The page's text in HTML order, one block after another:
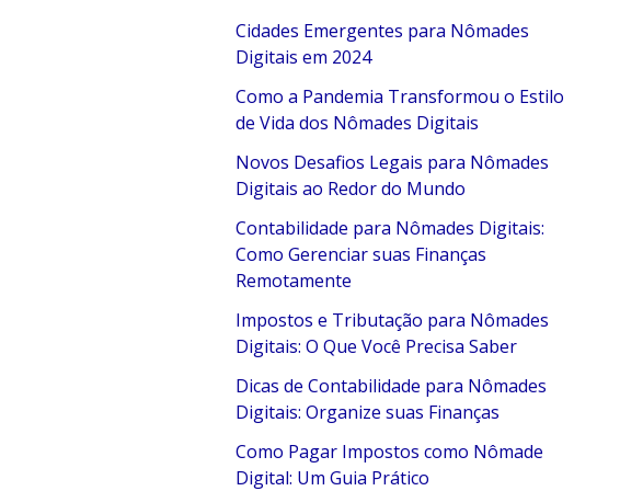
Cidades Emergentes para Nômades
Digitais em 2024
Como a Pandemia Transformou o Estilo
de Vida dos Nômades Digitais
Novos Desafios Legais para Nômades
Digitais ao Redor do Mundo
Contabilidade para Nômades Digitais:
Como Gerenciar suas Finanças
Remotamente
Impostos e Tributação para Nômades
Digitais: O Que Você Precisa Saber
Dicas de Contabilidade para Nômades
Digitais: Organize suas Finanças
Como Pagar Impostos como Nômade
Digital: Um Guia Prático